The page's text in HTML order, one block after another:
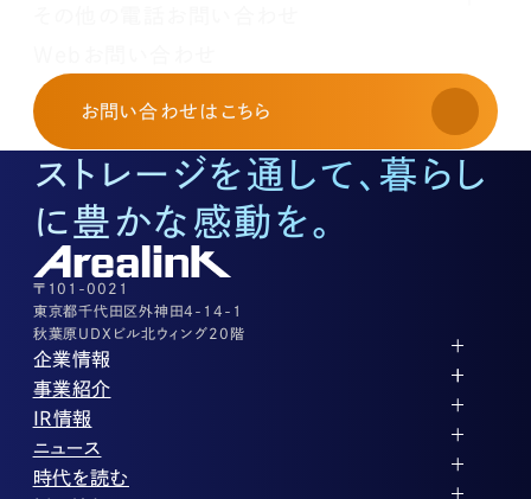
お申し込み・お問い合わせ
03-3526-8568
土地活用に関するお問い合わせ
03-3526-8574
底地に関するお問い合わせ
03-3526-8572
株式に関するお問い合わせ
03-3526-8556
その他上記に当てはまらない案件等
03-3526-8556
お問い合わせ はこちら
ストレージを通して、暮らし
に豊かな感動を。
〒101-0021
東京都千代田区外神田4-14-1
秋葉原UDXビル北ウィング20階
企業情報
代表メッセージ
企業理念
会社概要
役員紹介
沿革
事業紹介
ストレージ事業
パートナー制度
ストレージライフ
土地権利整備事業
オフィス事業
IR情報
IRカレンダー
中期経営計画
ニュース
PR
時代を読む